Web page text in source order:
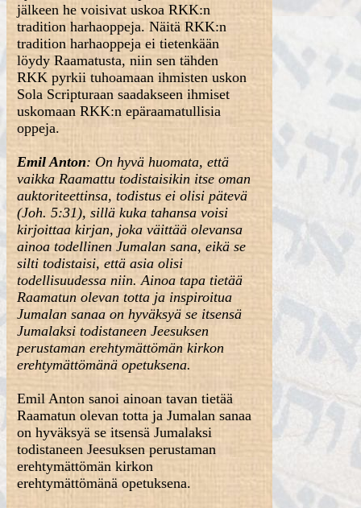
jälkeen he voisivat uskoa RKK:n
tradition harhaoppeja. Näitä RKK:n
tradition harhaoppeja ei tietenkään
löydy Raamatusta, niin sen tähden
RKK pyrkii tuhoamaan ihmisten uskon
Sola Scripturaan saadakseen ihmiset
uskomaan RKK:n epäraamatullisia
oppeja.
Emil Anton: On hyvä huomata, että
vaikka Raamattu todistaisikin itse oman
auktoriteettinsa, todistus ei olisi pätevä
(Joh. 5:31), sillä kuka tahansa voisi
kirjoittaa kirjan, joka väittää olevansa
ainoa todellinen Jumalan sana, eikä se
silti todistaisi, että asia olisi
todellisuudessa niin. Ainoa tapa tietää
Raamatun olevan totta ja inspiroitua
Jumalan sanaa on hyväksyä se itsensä
Jumalaksi todistaneen Jeesuksen
perustaman erehtymättömän kirkon
erehtymättömänä opetuksena.
Emil Anton sanoi ainoan tavan tietää
Raamatun olevan totta ja Jumalan sanaa
on hyväksyä se itsensä Jumalaksi
todistaneen Jeesuksen perustaman
erehtymättömän kirkon
erehtymättömänä opetuksena.